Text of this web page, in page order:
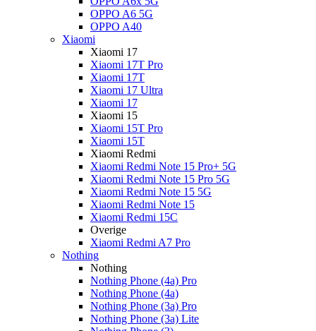
OPPO A6 5G
OPPO A40
Xiaomi
Xiaomi 17
Xiaomi 17T Pro
Xiaomi 17T
Xiaomi 17 Ultra
Xiaomi 17
Xiaomi 15
Xiaomi 15T Pro
Xiaomi 15T
Xiaomi Redmi
Xiaomi Redmi Note 15 Pro+ 5G
Xiaomi Redmi Note 15 Pro 5G
Xiaomi Redmi Note 15 5G
Xiaomi Redmi Note 15
Xiaomi Redmi 15C
Overige
Xiaomi Redmi A7 Pro
Nothing
Nothing
Nothing Phone (4a) Pro
Nothing Phone (4a)
Nothing Phone (3a) Pro
Nothing Phone (3a) Lite